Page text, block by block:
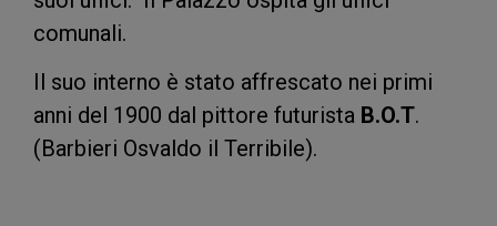
comunali.
Il suo interno è stato affrescato nei primi
anni del 1900 dal pittore futurista B.O.T.
(Barbieri Osvaldo il Terribile).